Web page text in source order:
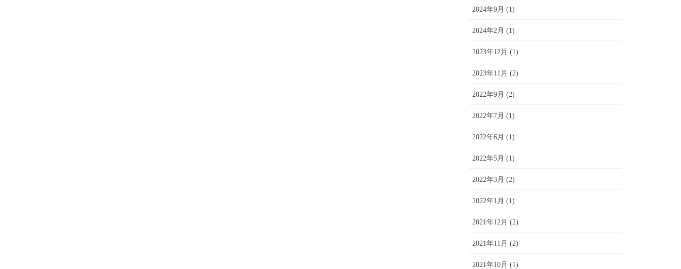
2024年9月 (1)
2024年2月 (1)
2023年12月 (1)
2023年11月 (2)
2022年9月 (2)
2022年7月 (1)
2022年6月 (1)
2022年5月 (1)
2022年3月 (2)
2022年1月 (1)
2021年12月 (2)
2021年11月 (2)
2021年10月 (1)